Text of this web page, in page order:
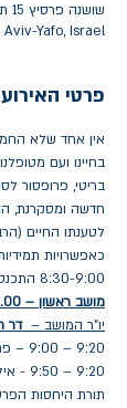
Aviv-Yafo, Israel
פרטי האירוע
אין אחד שלא
בחיינו ועם
בריטי, פרופסור
חדשה ומסקרנת,
לטענתו החיים
כאפשרויות
8:30-9:00 התכנסות והרשמה
מושב ראשון – 9.00 – 11.00
יו"ר המושב – דר
9:20 – 9:00 – פתיחת המושב
9:20 – 9:50 - אילת רז:
תורת היחסות